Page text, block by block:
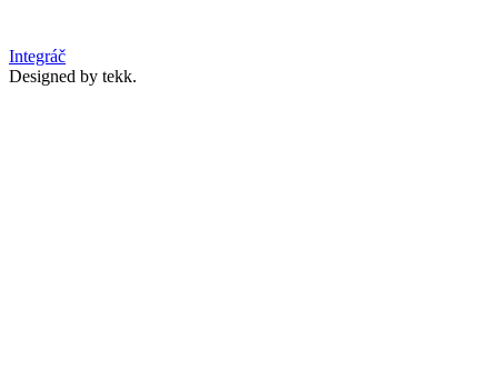
Integráč
Designed by tekk.